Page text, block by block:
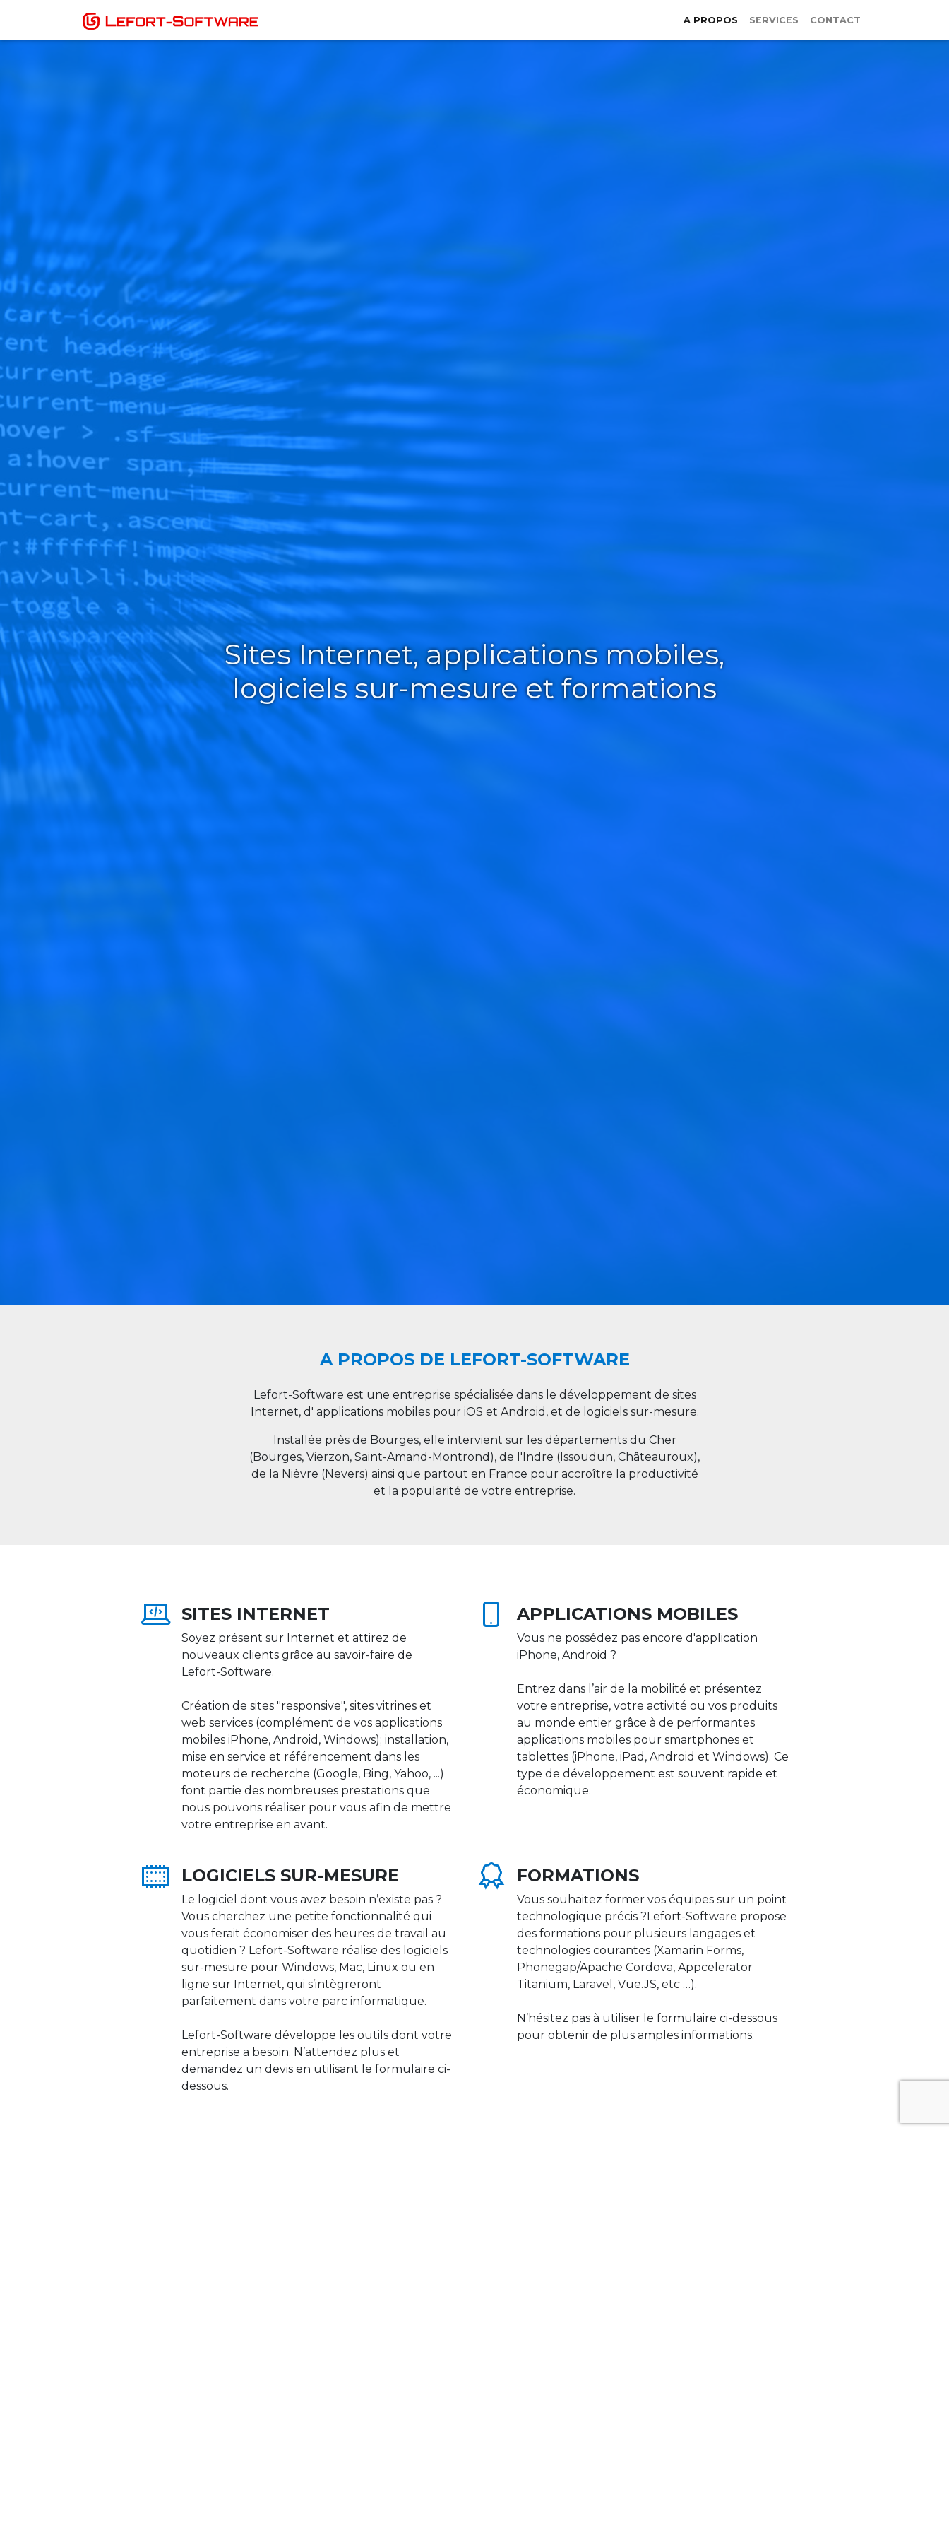
A PROPOS SERVICES CONTACT
Sites Internet, applications mobiles,
logiciels sur-mesure et formations
A PROPOS DE LEFORT-SOFTWARE
Lefort-Software est une entreprise spécialisée dans le développement de sites
Internet, d' applications mobiles pour iOS et Android, et de logiciels sur-mesure.
Installée près de Bourges, elle intervient sur les départements du Cher
(Bourges, Vierzon, Saint-Amand-Montrond), de l'Indre (Issoudun, Châteauroux),
de la Nièvre (Nevers) ainsi que partout en France pour accroître la productivité
et la popularité de votre entreprise.
SITES INTERNET
Soyez présent sur Internet et attirez de
nouveaux clients grâce au savoir-faire de
Lefort-Software.
Création de sites "responsive", sites vitrines et
web services (complément de vos applications
mobiles iPhone, Android, Windows); installation,
mise en service et référencement dans les
moteurs de recherche (Google, Bing, Yahoo, ...)
font partie des nombreuses prestations que
nous pouvons réaliser pour vous afin de mettre
votre entreprise en avant.
APPLICATIONS MOBILES
Vous ne possédez pas encore d'application
iPhone, Android ?
Entrez dans l’air de la mobilité et présentez
votre entreprise, votre activité ou vos produits
au monde entier grâce à de performantes
applications mobiles pour smartphones et
tablettes (iPhone, iPad, Android et Windows). Ce
type de développement est souvent rapide et
économique.
LOGICIELS SUR-MESURE
Le logiciel dont vous avez besoin n’existe pas ?
Vous cherchez une petite fonctionnalité qui
vous ferait économiser des heures de travail au
quotidien ? Lefort-Software réalise des logiciels
sur-mesure pour Windows, Mac, Linux ou en
ligne sur Internet, qui s’intègreront
parfaitement dans votre parc informatique.
Lefort-Software développe les outils dont votre
entreprise a besoin. N’attendez plus et
demandez un devis en utilisant le formulaire ci-
dessous.
FORMATIONS
Vous souhaitez former vos équipes sur un point
technologique précis ?Lefort-Software propose
des formations pour plusieurs langages et
technologies courantes (Xamarin Forms,
Phonegap/Apache Cordova, Appcelerator
Titanium, Laravel, Vue.JS, etc …).
N’hésitez pas à utiliser le formulaire ci-dessous
pour obtenir de plus amples informations.